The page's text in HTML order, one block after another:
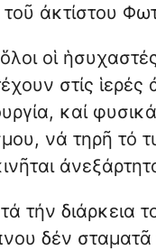
ἀκτίστου
οἱ
στίς
καί
νά τηρῆ τό
τήν
δέν